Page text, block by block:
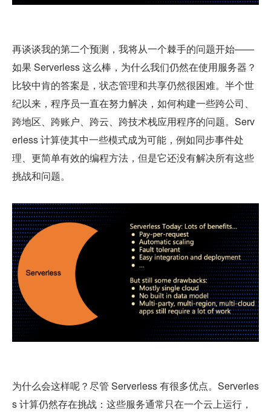
再谈谈我的第二个预测，我将从一个棘手的问题开始——
如果 Serverless 这么棒，为什么我们仍然在使用服务器？
比较中肯的答案是，状态管理和共享仍然很困难。半个世
纪以来，程序员一直在努力解决，如何构建一些跨公司、
跨地区、跨账户、跨云、跨技术栈应用程序的问题。Serv
erless 计算使其中一些模式成为可能，例如同步事件处
理、更简单有效的编程方法，但是它还没有解决所有这些
挑战和问题。
为什么会这样呢？尽管 Serverless 有很多优点。Serverles
s 计算仍然存在挑战：这些服务通常只在一个云上运行，